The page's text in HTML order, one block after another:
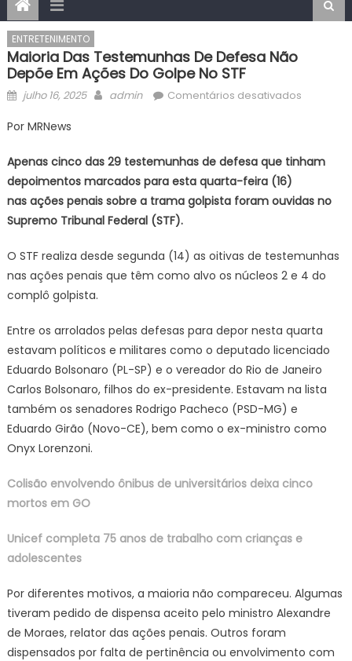
ENTRETENIMENTO
Maioria Das Testemunhas De Defesa Não
Depõe Em Ações Do Golpe No STF
Posted
julho 16, 2025 Author
admin Comentários desativadosem
de
não
ações
do
STF
Por MRNews
Apenas cinco das 29 testemunhas de defesa que tinham
depoimentos marcados para esta quarta-feira (16)
nas ações penais sobre a trama golpista foram ouvidas no
Supremo Tribunal Federal (STF).
O STF realiza desde segunda (14) as oitivas de testemunhas
nas ações penais que têm como alvo os núcleos 2 e 4 do
complô golpista.
Entre os arrolados pelas defesas para depor nesta quarta
estavam políticos e militares como o deputado licenciado
Eduardo Bolsonaro (PL-SP) e o vereador do Rio de Janeiro
Carlos Bolsonaro, filhos do ex-presidente. Estavam na lista
também os senadores Rodrigo Pacheco (PSD-MG) e
Eduardo Girão (Novo-CE), bem como o ex-ministro como
Onyx Lorenzoni.
Colisão envolvendo ônibus de universitários deixa cinco
mortos em GO
Unicef completa 75 anos de trabalho com crianças e
adolescentes
Por diferentes motivos, a maioria não compareceu. Algumas
tiveram pedido de dispensa aceito pelo ministro Alexandre
de Moraes, relator das ações penais. Outros foram
dispensados por falta de pertinência ou envolvimento com